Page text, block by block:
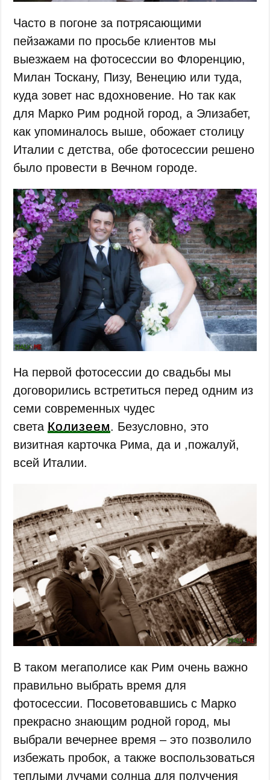
Часто в погоне за потрясающими
пейзажами по просьбе клиентов мы
выезжаем на фотосессии во Флоренцию,
Милан Тоскану, Пизу, Венецию или туда,
куда зовет нас вдохновение. Но так как
для Марко Рим родной город, а Элизабет,
как упоминалось выше, обожает столицу
Италии с детства, обе фотосессии решено
было провести в Вечном городе.
На первой фотосессии до свадьбы мы
договорились встретиться перед одним из
семи современных чудес
света Колизеем. Безусловно, это
визитная карточка Рима, да и ,пожалуй,
всей Италии.
В таком мегаполисе как Рим очень важно
правильно выбрать время для
фотосессии. Посоветовавшись с Марко
прекрасно знающим родной город, мы
выбрали вечернее время – это позволило
избежать пробок, а также воспользоваться
теплыми лучами солнца для получения